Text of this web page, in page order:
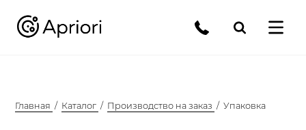
Главная Каталог Производство на заказ Упаковка